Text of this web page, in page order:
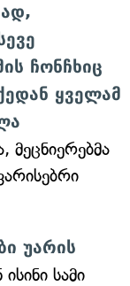
ჩონჩხიც
ყველამ
მეცნიერებმა
უარის
სამი